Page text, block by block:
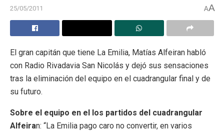
25/05/2011 AA
El gran capitán que tiene La Emilia, Matías Alfeiran habló
con Radio Rivadavia San Nicolás y dejó sus sensaciones
tras la eliminación del equipo en el cuadrangular final y de
su futuro.
Sobre el equipo en el los partidos del cuadrangular
Alfeiran: “La Emilia pago caro no convertir, en varios